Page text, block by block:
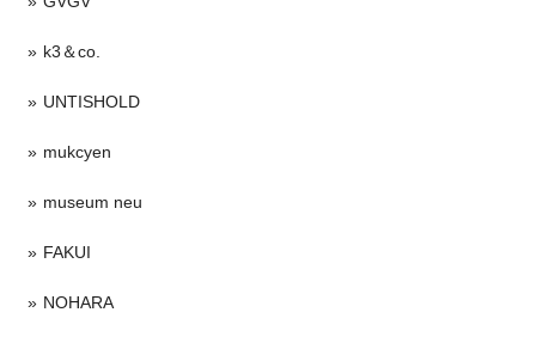
k3＆co.
UNTISHOLD
mukcyen
museum neu
FAKUI
NOHARA